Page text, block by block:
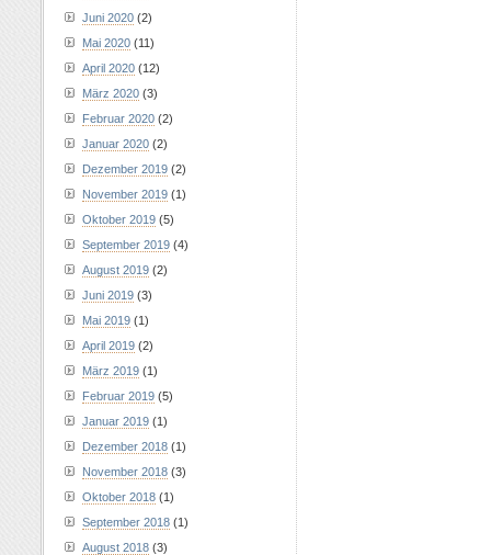
Juni 2020 (2)
Mai 2020 (11)
April 2020 (12)
März 2020 (3)
Februar 2020 (2)
Januar 2020 (2)
Dezember 2019 (2)
November 2019 (1)
Oktober 2019 (5)
September 2019 (4)
August 2019 (2)
Juni 2019 (3)
Mai 2019 (1)
April 2019 (2)
März 2019 (1)
Februar 2019 (5)
Januar 2019 (1)
Dezember 2018 (1)
November 2018 (3)
Oktober 2018 (1)
September 2018 (1)
August 2018 (3)